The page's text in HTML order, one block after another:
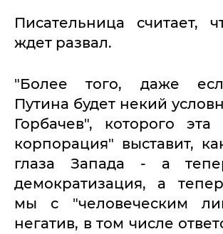
Писательница считает,
ждет развал.
"Более того, даже
Путина будет некий
Горбачев", которого эта
корпорация" выставит,
глаза Запада - а
демократизация, а
мы с "человеческим
негатив, в том числе